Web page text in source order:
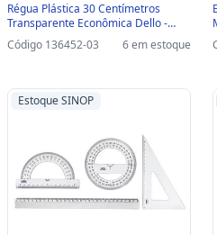
Régua Plástica 30 Centímetros
Transparente Econômica Dello -
Unitário - 3107.H-SINOP-03 -
3107.H.0300
Código 136452-03 6 em estoque
Estoque SINOP